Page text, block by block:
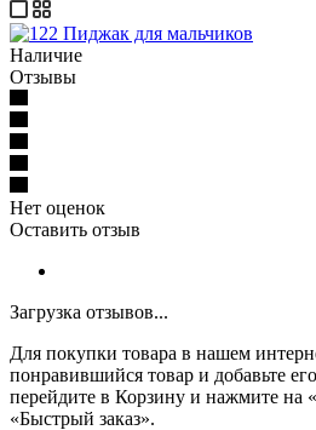
Наличие
Отзывы
Нет оценок
Оставить отзыв
Загрузка отзывов...
Для покупки товара в нашем
понравившийся товар и добавьте
перейдите в Корзину и нажмите на
«Быстрый заказ».